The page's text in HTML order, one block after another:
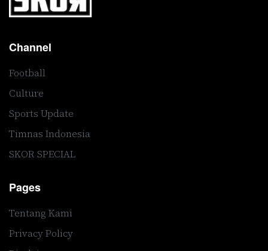
Channel
Football
Culture
Sports Update
Timnas Indonesia
SKOR SPECIAL
Pages
Tentang Kami
Privacy Policy